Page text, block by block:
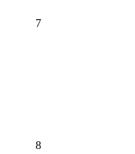
7
8